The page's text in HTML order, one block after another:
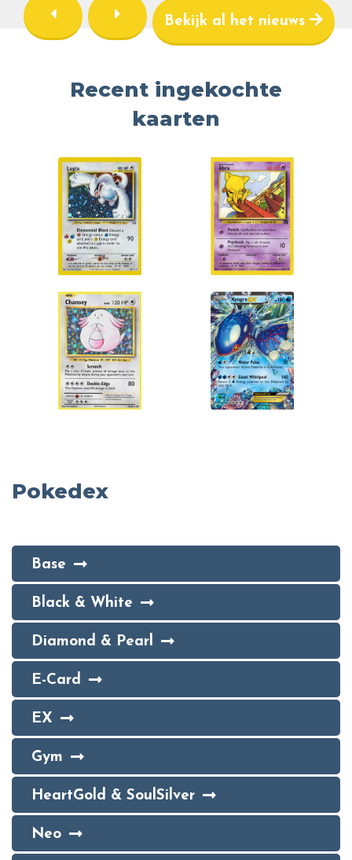
Bekijk al het nieuws
Recent ingekochte
kaarten
Pokedex
Base
Black & White
Diamond & Pearl
E-Card
EX
Gym
HeartGold & SoulSilver
Neo